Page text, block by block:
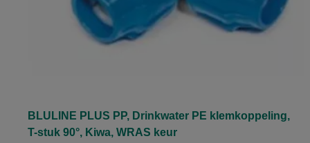
BLULINE PLUS PP, Drinkwater PE klemkoppeling,
T-stuk 90°, Kiwa, WRAS keur